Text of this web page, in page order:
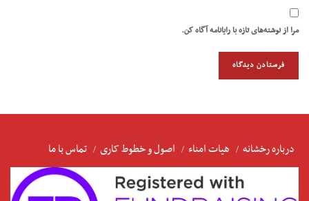
مرا از نوشته‌های تازه با رایانامه آگاه کن.
درباره رخشانه هیات امناء اصول و خطوط کاری تماس با ما